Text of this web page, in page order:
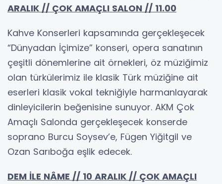
ARALIK // ÇOK AMAÇLI SALON // 11.00
Kahve Konserleri kapsamında gerçekleşecek
“Dünyadan İçimize” konseri, opera sanatının
çeşitli dönemlerine ait örnekleri, öz müziğimiz
olan türkülerimiz ile klasik Türk müziğine ait
eserleri klasik vokal tekniğiyle harmanlayarak
dinleyicilerin beğenisine sunuyor. AKM Çok
Amaçlı Salonda gerçekleşecek konserde
soprano Burcu Soysev’e, Fügen Yiğitgil ve
Ozan Sarıboğa eşlik edecek.
DEM İLE NÂME // 10 ARALIK // ÇOK AMAÇLI